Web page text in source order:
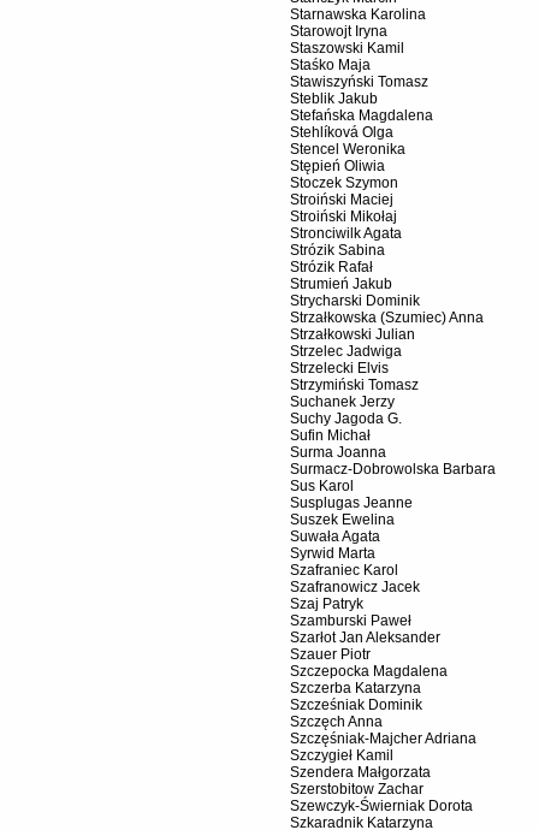
Starnawska Karolina
Starowojt Iryna
Staszowski Kamil
Staśko Maja
Stawiszyński Tomasz
Steblik Jakub
Stefańska Magdalena
Stehlíková Olga
Stencel Weronika
Stępień Oliwia
Stoczek Szymon
Stroiński Maciej
Stroiński Mikołaj
Stronciwilk Agata
Strózik Sabina
Strózik Rafał
Strumień Jakub
Strycharski Dominik
Strzałkowska (Szumiec) Anna
Strzałkowski Julian
Strzelec Jadwiga
Strzelecki Elvis
Strzymiński Tomasz
Suchanek Jerzy
Suchy Jagoda G.
Sufin Michał
Surma Joanna
Surmacz-Dobrowolska Barbara
Sus Karol
Susplugas Jeanne
Suszek Ewelina
Suwała Agata
Syrwid Marta
Szafraniec Karol
Szafranowicz Jacek
Szaj Patryk
Szamburski Paweł
Szarłot Jan Aleksander
Szauer Piotr
Szczepocka Magdalena
Szczerba Katarzyna
Szcześniak Dominik
Szczęch Anna
Szczęśniak-Majcher Adriana
Szczygieł Kamil
Szendera Małgorzata
Szerstobitow Zachar
Szewczyk-Świerniak Dorota
Szkaradnik Katarzyna